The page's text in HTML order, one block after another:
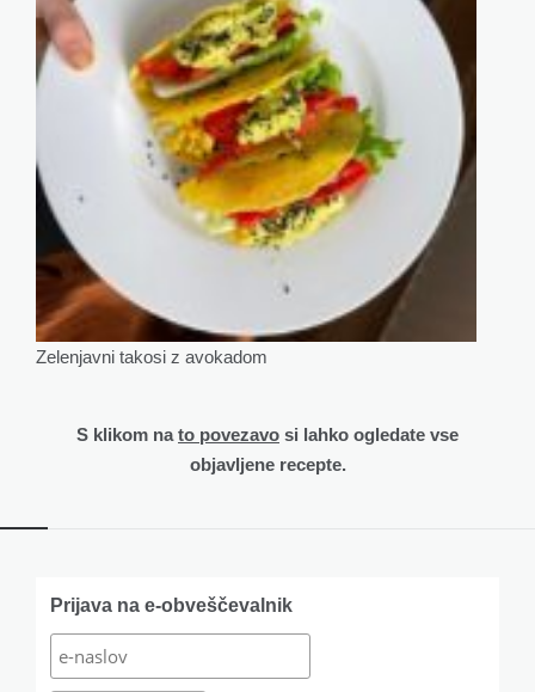
Zelenjavni takosi z avokadom
S klikom nato povezavo si lahko ogledate vse
objavljene recepte.
WidgetsPrijava na e-obveščevalnik